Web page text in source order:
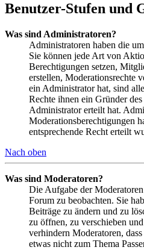
Benutzer-Stufen und
Was sind Administratoren?
Administratoren haben die
Sie können jede Art von
Berechtigungen setzen,
erstellen, Moderationsrechte
ein Administrator hat, sind
Rechte ihnen ein Gründer
Administrator erteilt hat.
Moderationsberechtigungen
entsprechende Recht erteilt
Nach oben
Was sind Moderatoren?
Die Aufgabe der
Forum zu beobachten. Sie
Beiträge zu ändern und zu
zu öffnen, zu verschieben
verhindern Moderatoren,
etwas nicht zum Thema